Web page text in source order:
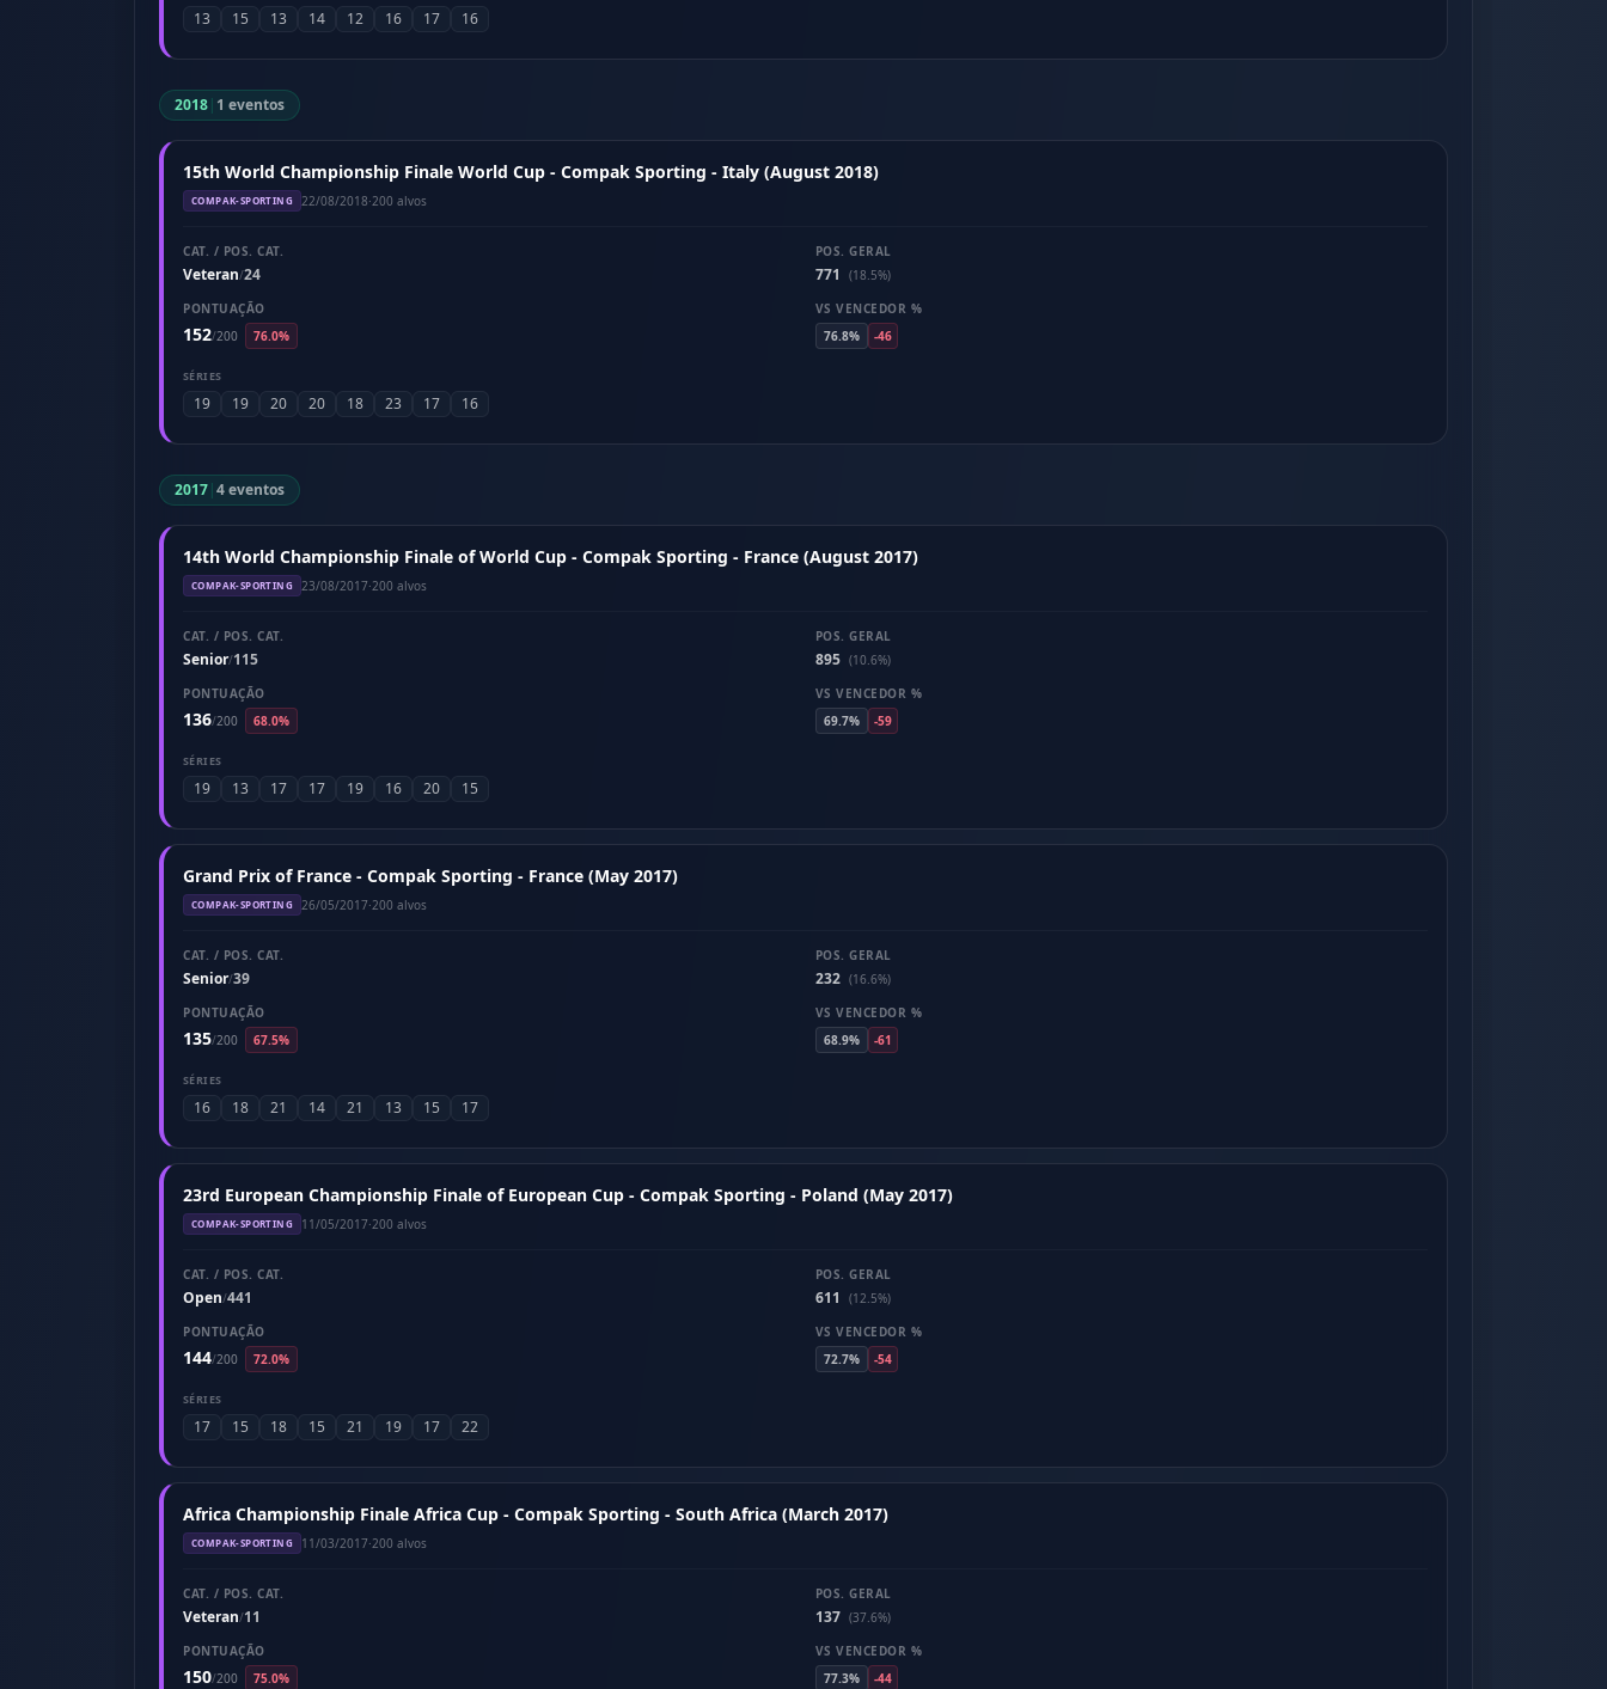
13 15 13 14 12 16 17 16
2018| 1 eventos
15th World Championship Finale World Cup - Compak Sporting - Italy (August 2018)
COMPAK-SPORTING 22/08/2018·200 alvos
CAT. / POS. CAT.
Veteran/24
POS. GERAL
771
(18.5%)
PONTUAÇÃO
152/200 76.0%
VS VENCEDOR %
76.8%
-46
SÉRIES
19 19 20 20 18 23 17 16
2017|4 eventos
14th World Championship Finale of World Cup - Compak Sporting - France (August 2017)
COMPAK-SPORTING 23/08/2017·200 alvos
CAT. / POS. CAT.
Senior/115
POS. GERAL
895 (10.6%)
PONTUAÇÃO
136/200 68.0%
VS VENCEDOR %
69.7%
-59
SÉRIES
19 13 17 17 19 16 20 15
Grand Prix of France - Compak Sporting - France (May 2017)
COMPAK-SPORTING 26/05/2017·200 alvos
CAT. / POS. CAT.
Senior/39
POS. GERAL
232 (16.6%)
PONTUAÇÃO
135/200 67.5%
VS VENCEDOR %
68.9%
-61
SÉRIES
16 18 21 14 21 13 15 17
23rd European Championship Finale of European Cup - Compak Sporting - Poland (May 2017)
COMPAK-SPORTING 11/05/2017·200 alvos
CAT. / POS. CAT.
Open/441
POS. GERAL
611
(12.5%)
PONTUAÇÃO
144/200 72.0%
VS VENCEDOR %
72.7%
-54
SÉRIES
17 15 18 15 21 19 17 22
Africa Championship Finale Africa Cup - Compak Sporting - South Africa (March 2017)
COMPAK-SPORTING 11/03/2017·200 alvos
CAT. / POS. CAT.
Veteran/11
POS. GERAL
137 (37.6%)
PONTUAÇÃO
150/200 75.0%
VS VENCEDOR %
77.3%
-44